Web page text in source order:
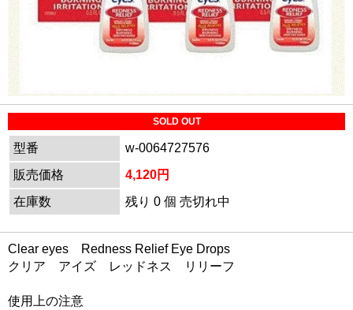
SOLD OUT
型番
w-0064727576
販売価格
4,120円
在庫数
残り 0 個 売切れ中
Clear eyes Redness Relief Eye Drops
クリア アイズ レッドネス リリーフ
使用上の注意